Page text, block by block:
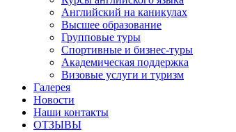
Английский на каникулах
Высшее образование
Групповые туры
Спортивные и бизнес-туры
Академическая поддержка
Визовые услуги и туризм
Галерея
Новости
Наши контакты
ОТЗЫВЫ